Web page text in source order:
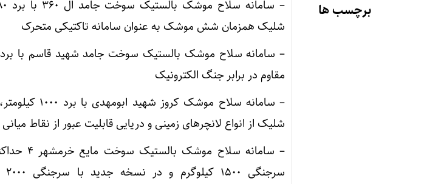
برچسب ها
شلیک همزمان شش موشک به عنوان سامانه تاکتیکی متحرک
مقاوم در برابر جنگ الکترونیک
شلیک از انواع لانچرهای زمینی و دریایی قابلیت عبور از نقاط میانی